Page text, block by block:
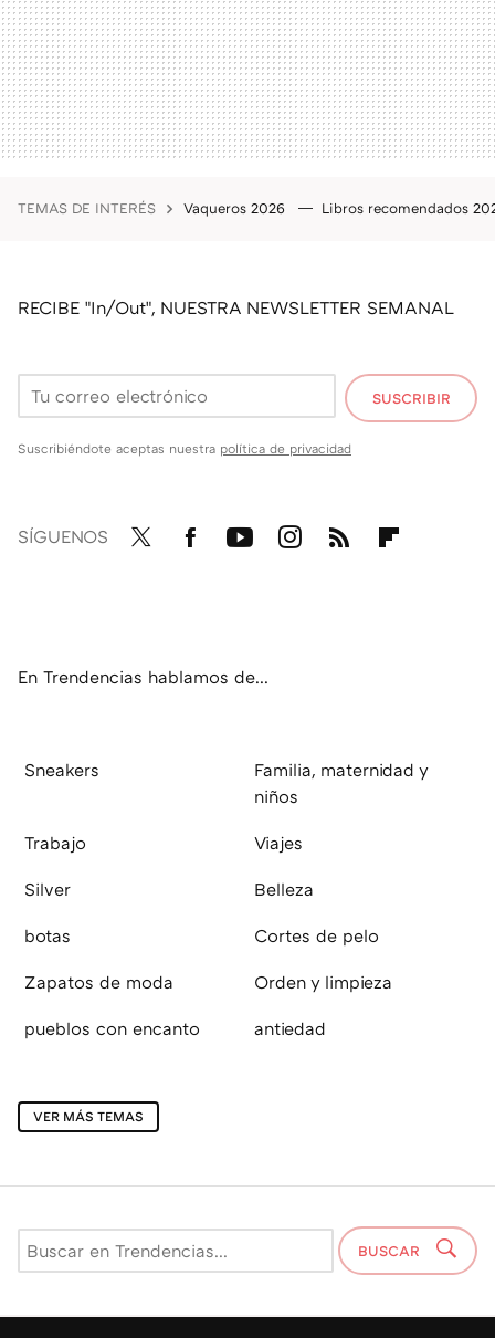
TEMAS DE INTERÉS Vaqueros 2026 Libros recomendados
RECIBE "In/Out", NUESTRA NEWSLETTER SEMANAL
SUSCRIBIR
Suscribiéndote aceptas nuestra política de privacidad
SÍGUENOS
En Trendencias hablamos de...
Sneakers
Familia, maternidad y
niños
Trabajo Viajes
Silver Belleza
botas Cortes de pelo
Zapatos de moda Orden y limpieza
pueblos con encanto antiedad
VER MÁS TEMAS
BUSCAR